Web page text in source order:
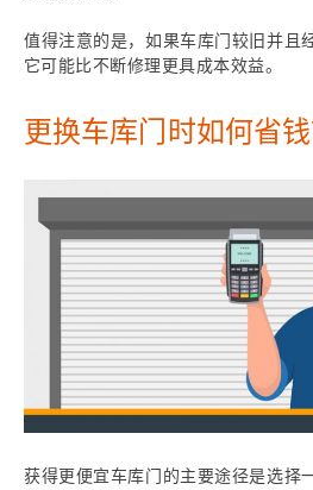
值得注意的是，如果车库门较旧并且
它可能比不断修理更具成本效益。
更换车库门时如何省钱
获得更便宜车库门的主要途径是选择